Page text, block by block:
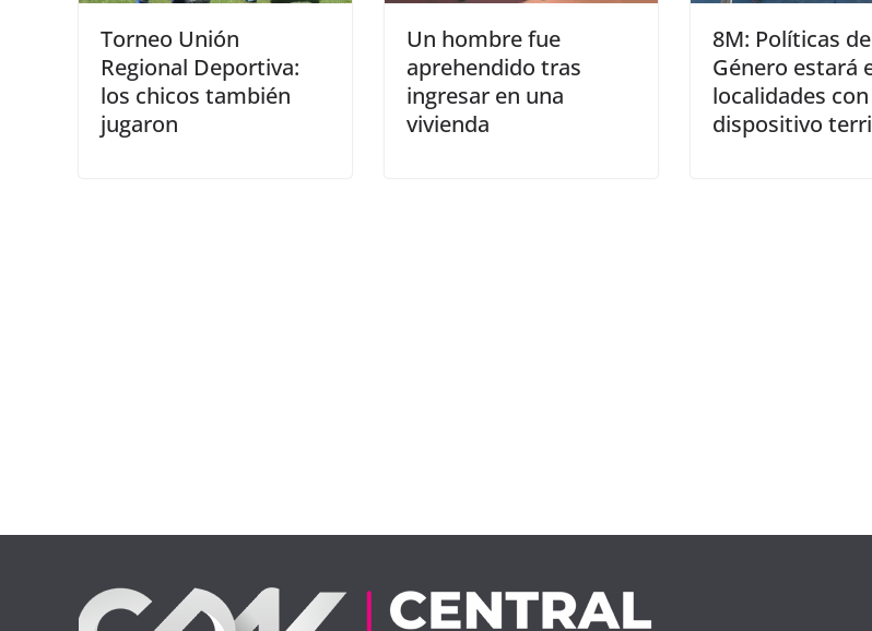
Torneo Unión
Regional Deportiva:
los chicos también
jugaron
Un hombre fue
aprehendido tras
ingresar en una
vivienda
8M: Políticas de
Género estará
localidades
dispositivo